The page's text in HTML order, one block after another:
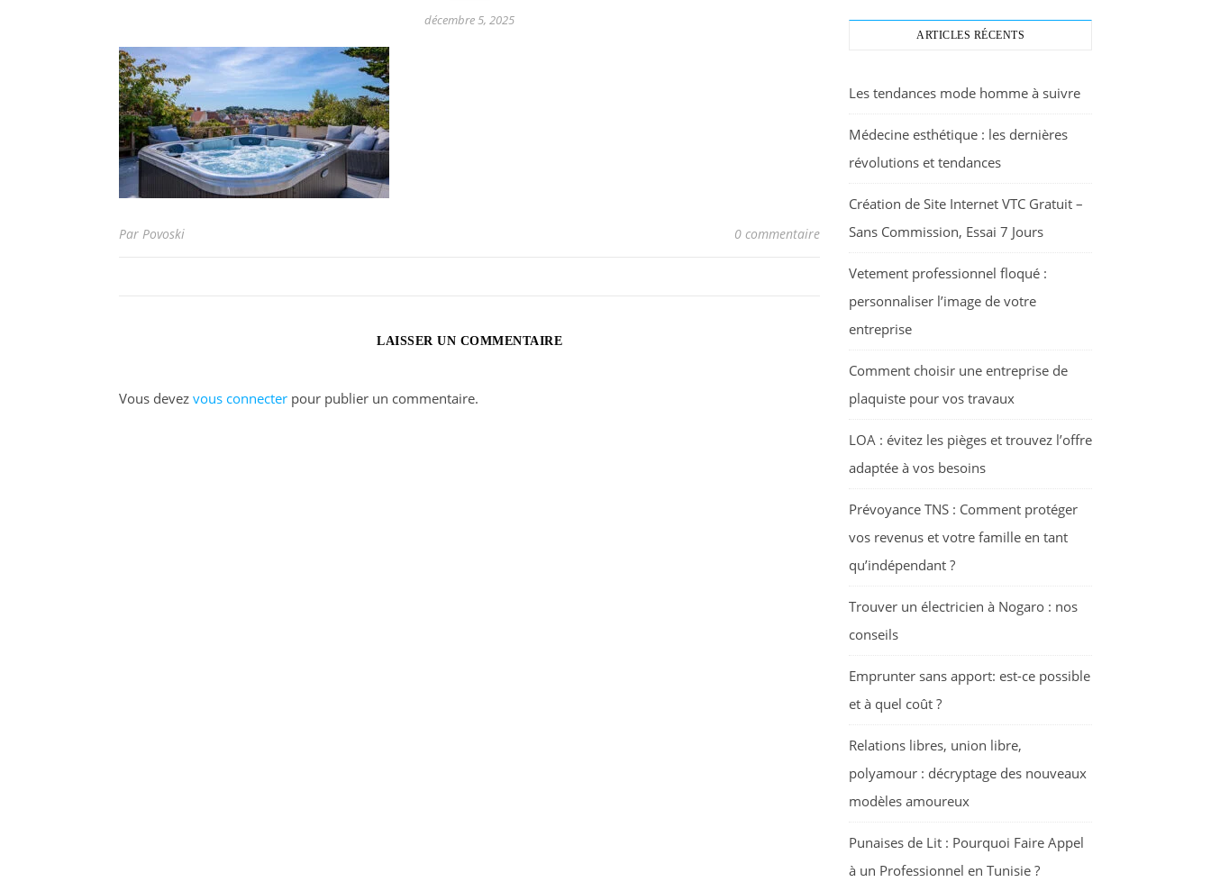
décembre 5, 2025
Par Povoski 0 commentaire
LAISSER UN COMMENTAIRE
Vous devez vous connecter pour publier un commentaire.
ARTICLES RÉCENTS
Les tendances mode homme à suivre
Médecine esthétique : les dernières
révolutions et tendances
Création de Site Internet VTC Gratuit –
Sans Commission, Essai 7 Jours
Vetement professionnel floqué :
personnaliser l’image de votre
entreprise
Comment choisir une entreprise de
plaquiste pour vos travaux
LOA : évitez les pièges et trouvez l’offre
adaptée à vos besoins
Prévoyance TNS : Comment protéger
vos revenus et votre famille en tant
qu’indépendant ?
Trouver un électricien à Nogaro : nos
conseils
Emprunter sans apport: est-ce possible
et à quel coût ?
Relations libres, union libre,
polyamour : décryptage des nouveaux
modèles amoureux
Punaises de Lit : Pourquoi Faire Appel
à un Professionnel en Tunisie ?